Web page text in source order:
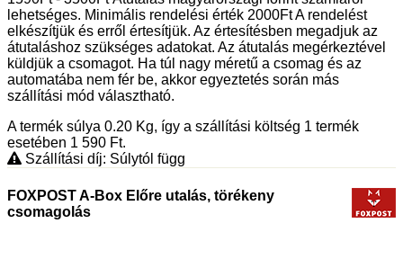
lehetséges. Minimális rendelési érték 2000Ft A rendelést
elkészítjük és erről értesítjük. Az értesítésben megadjuk az
átutaláshoz szükséges adatokat. Az átutalás megérkeztével
küldjük a csomagot. Ha túl nagy méretű a csomag és az
automatába nem fér be, akkor egyeztetés során más
szállítási mód választható.
A termék súlya 0.20 Kg, így a szállítási költség 1 termék
esetében 1 590 Ft.
Szállítási díj: Súlytól függ
FOXPOST A-Box Előre utalás, törékeny
csomagolás